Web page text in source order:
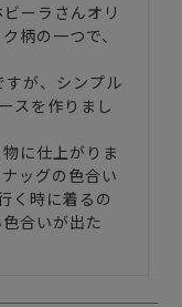
ーラさんオリ
柄の一つで、
が、シンプル
スを作りまし
に仕上がりま
ッグの色合い
く時に着るの
合いが出た